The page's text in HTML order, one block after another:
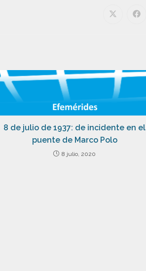
8 de julio de 1937: de incidente en el
puente de Marco Polo
8 julio, 2020